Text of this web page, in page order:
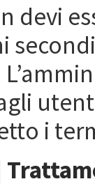
devi
i